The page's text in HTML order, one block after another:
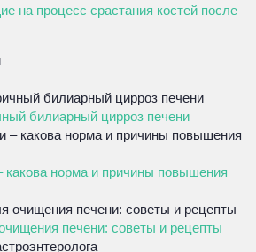
на процесс срастания костей после
билиарный цирроз печени
норма и причины повышения
печени: советы и рецепты